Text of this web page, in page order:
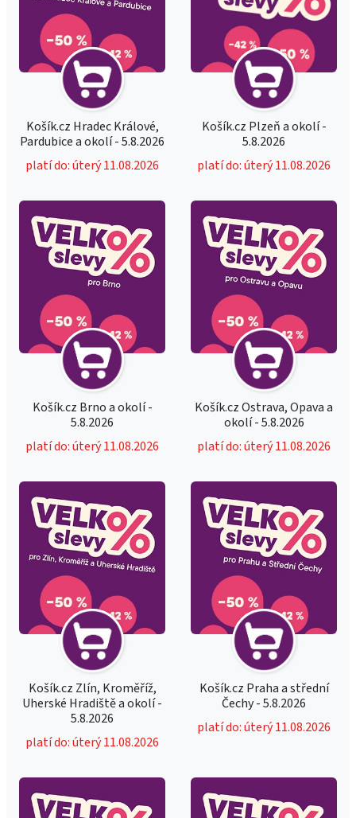
Košík.cz Hradec Králové,
Pardubice a okolí - 5.8.2026
platí do: úterý 11.08.2026
Košík.cz Plzeň a okolí -
5.8.2026
platí do: úterý 11.08.2026
Košík.cz Brno a okolí -
5.8.2026
platí do: úterý 11.08.2026
Košík.cz Ostrava, Opava a
okolí - 5.8.2026
platí do: úterý 11.08.2026
Košík.cz Zlín, Kroměříž,
Uherské Hradiště a okolí -
5.8.2026
platí do: úterý 11.08.2026
Košík.cz Praha a střední
Čechy - 5.8.2026
platí do: úterý 11.08.2026